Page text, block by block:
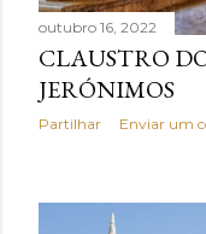
outubro 16, 2022
CLAUSTRO
JERÓNIMOS
Partilhar Enviar um